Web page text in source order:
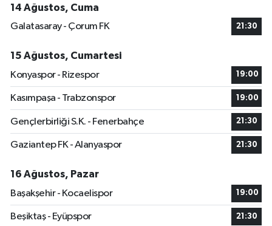
14 Ağustos, Cuma
Galatasaray - Çorum FK
21:30
15 Ağustos, Cumartesi
Konyaspor - Rizespor
19:00
Kasımpaşa - Trabzonspor 19:00
Gençlerbirliği S.K. - Fenerbahçe 21:30
Gaziantep FK - Alanyaspor 21:30
16 Ağustos, Pazar
Başakşehir - Kocaelispor
19:00
Beşiktaş - Eyüpspor 21:30